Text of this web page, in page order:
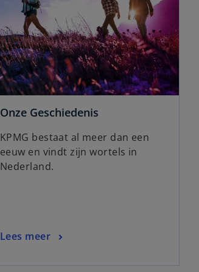
Onze Geschiedenis
KPMG bestaat al meer dan een
eeuw en vindt zijn wortels in
Nederland.
Lees meer